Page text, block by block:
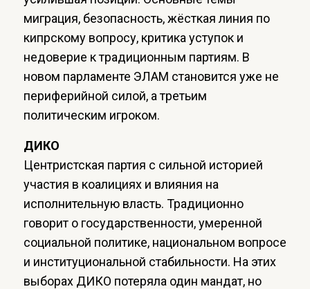
миграция, безопасность, жёсткая линия по
кипрскому вопросу, критика уступок и
недоверие к традиционным партиям. В
новом парламенте ЭЛАМ становится уже не
периферийной силой, а третьим
политическим игроком.
ДИКО
Центристская партия с сильной историей
участия в коалициях и влияния на
исполнительную власть. Традиционно
говорит о государственности, умеренной
социальной политике, национальном вопросе
и институциональной стабильности. На этих
выборах ДИКО потеряла один мандат, но